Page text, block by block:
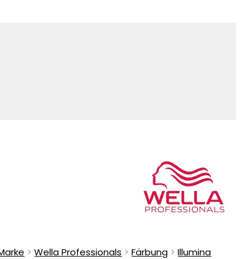
Wella Professionals Färbung
Illumina